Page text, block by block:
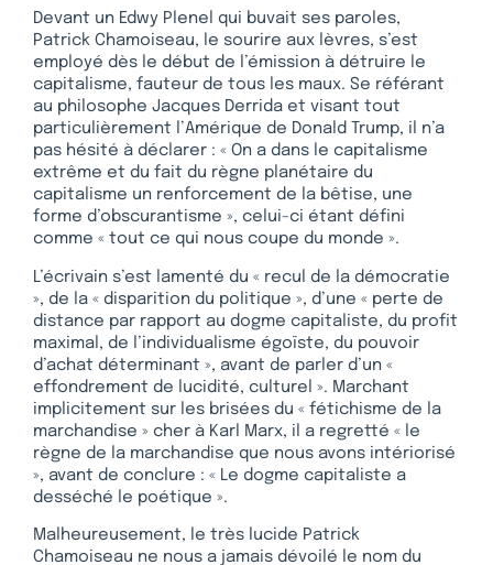
Devant un Edwy Plenel qui buvait ses paroles,
Patrick Chamoiseau, le sourire aux lèvres, s’est
employé dès le début de l’émission à détruire le
capitalisme, fauteur de tous les maux. Se référant
au philosophe Jacques Derrida et visant tout
particulièrement l’Amérique de Donald Trump, il n’a
pas hésité à déclarer : « On a dans le capitalisme
extrême et du fait du règne planétaire du
capitalisme un renforcement de la bêtise, une
forme d’obscurantisme », celui-ci étant défini
comme « tout ce qui nous coupe du monde ».
L’écrivain s’est lamenté du « recul de la démocratie
», de la « disparition du politique », d’une « perte de
distance par rapport au dogme capitaliste, du profit
maximal, de l’individualisme égoïste, du pouvoir
d’achat déterminant », avant de parler d’un «
effondrement de lucidité, culturel ». Marchant
implicitement sur les brisées du « fétichisme de la
marchandise » cher à Karl Marx, il a regretté « le
règne de la marchandise que nous avons intériorisé
», avant de conclure : « Le dogme capitaliste a
desséché le poétique ».
Malheureusement, le très lucide Patrick
Chamoiseau ne nous a jamais dévoilé le nom du